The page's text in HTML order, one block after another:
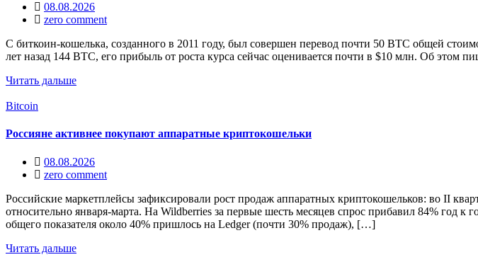
08.08.2026
zero comment
С биткоин-кошелька, созданного в 2011 году, был совершен перевод почти 50 BTC общей
лет назад 144 BTC, его прибыль от роста курса сейчас оценивается почти в $10 млн. Об
Читать дальше
Bitcoin
Россияне активнее покупают аппаратные криптокошельки
08.08.2026
zero comment
Российские маркетплейсы зафиксировали рост продаж аппаратных криптокошельков: во II
относительно января-марта. На Wildberries за первые шесть месяцев спрос прибавил 84%
общего показателя около 40% пришлось на Ledger (почти 30% продаж), […]
Читать дальше